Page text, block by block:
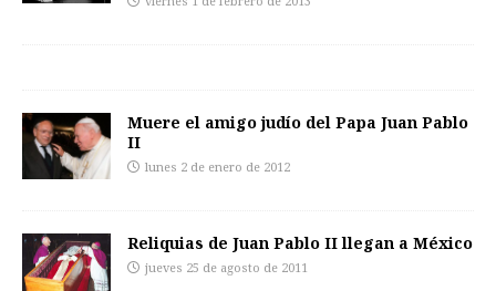
Muere el amigo judío del Papa Juan Pablo
II
lunes 2 de enero de 2012
Reliquias de Juan Pablo II llegan a México
jueves 25 de agosto de 2011